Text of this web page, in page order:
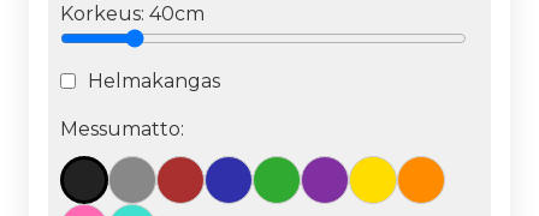
Korkeus: 40cm
Helmakangas
Messumatto: